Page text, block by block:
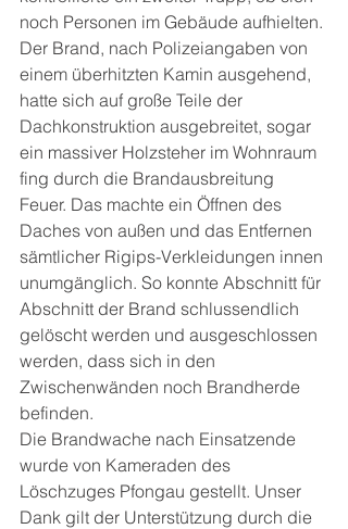
noch Personen im Gebäude aufhielten.
Der Brand, nach Polizeiangaben von
einem überhitzten Kamin ausgehend,
hatte sich auf große Teile der
Dachkonstruktion ausgebreitet, sogar
ein massiver Holzsteher im Wohnraum
fing durch die Brandausbreitung
Feuer. Das machte ein Öffnen des
Daches von außen und das Entfernen
sämtlicher Rigips-Verkleidungen innen
unumgänglich. So konnte Abschnitt für
Abschnitt der Brand schlussendlich
gelöscht werden und ausgeschlossen
werden, dass sich in den
Zwischenwänden noch Brandherde
befinden.
Die Brandwache nach Einsatzende
wurde von Kameraden des
Löschzuges Pfongau gestellt. Unser
Dank gilt der Unterstützung durch die